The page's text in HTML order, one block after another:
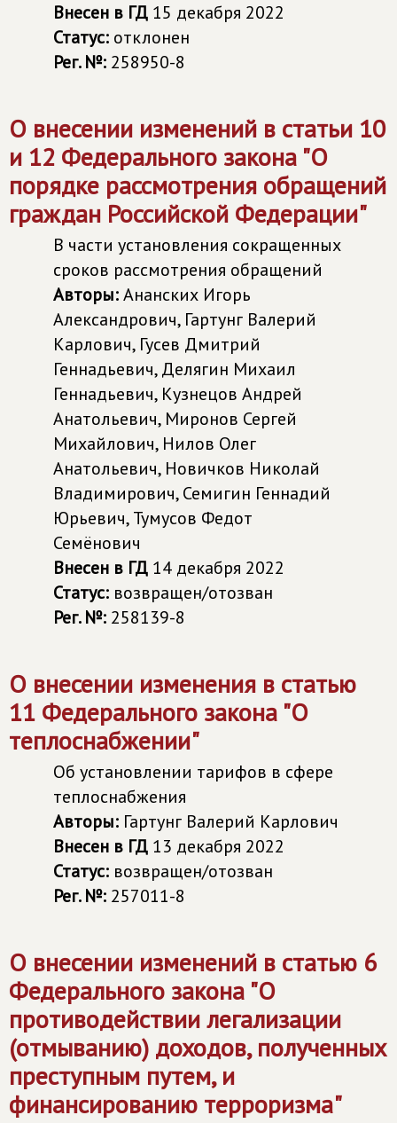
Внесен в ГД 15 декабря 2022
Статус: отклонен
Рег. №: 258950-8
О внесении изменений в статьи 10
и 12 Федерального закона "О
порядке рассмотрения обращений
граждан Российской Федерации"
В части установления сокращенных
сроков рассмотрения обращений
Авторы:Ананских Игорь
Александрович, Гартунг Валерий
Карлович, Гусев Дмитрий
Геннадьевич, Делягин Михаил
Геннадьевич, Кузнецов Андрей
Анатольевич, Миронов Сергей
Михайлович, Нилов Олег
Анатольевич, Новичков Николай
Владимирович, Семигин Геннадий
Юрьевич, Тумусов Федот
Семёнович
Внесен в ГД 14 декабря 2022
Статус: возвращен/отозван
Рег. №: 258139-8
О внесении изменения в статью
11 Федерального закона "О
теплоснабжении"
Об установлении тарифов в сфере
теплоснабжения
Авторы: Гартунг Валерий Карлович
Внесен в ГД 13 декабря 2022
Статус: возвращен/отозван
Рег. №: 257011-8
О внесении изменений в статью 6
Федерального закона "О
противодействии легализации
(отмыванию) доходов, полученных
преступным путем, и
финансированию терроризма"